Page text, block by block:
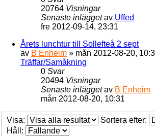
20764 Visningar
Senaste inläggetav Uffed
fre 2012-09-14, 23:31
Årets lunchtur till Sollefteå 2 sept
av B Enheim » mån 2012-08-20,
Träffar/Samåkning
0 Svar
20494 Visningar
Senaste inläggetav B Enheim
mån 2012-08-20, 10:31
Visa:
Sortera efter:
Håll: